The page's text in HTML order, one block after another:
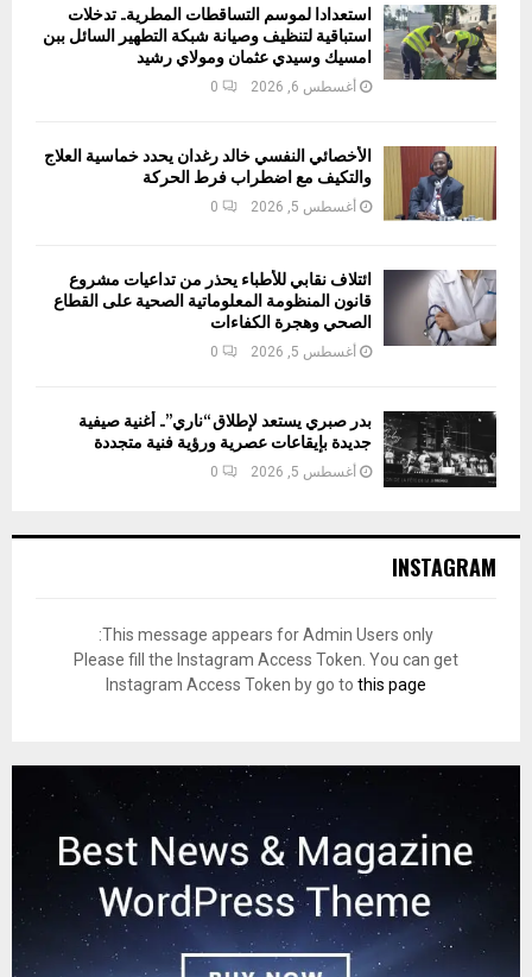
استعدادا لموسم التساقطات المطرية.. تدخلات
استباقية لتنظيف وصيانة شبكة التطهير السائل ببن
امسيك وسيدي عثمان ومولاي رشيد
أغسطس 6, 2026 0
الأخصائي النفسي خالد رغدان يحدد خماسية العلاج
والتكيف مع اضطراب فرط الحركة
أغسطس 5, 2026 0
ائتلاف نقابي للأطباء يحذر من تداعيات مشروع
قانون المنظومة المعلوماتية الصحية على القطاع
الصحي وهجرة الكفاءات
أغسطس 5, 2026 0
بدر صبري يستعد لإطلاق “ناري”.. أغنية صيفية
جديدة بإيقاعات عصرية ورؤية فنية متجددة
أغسطس 5, 2026 0
INSTAGRAM
This message appears for Admin Users only:
Please fill the Instagram Access Token. You can get
Instagram Access Token by go to this page